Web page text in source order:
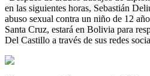
en las siguientes horas, Sebastián
abuso sexual contra un niño de 12
Santa Cruz, estará en Bolivia para
Del Castillo a través de sus redes